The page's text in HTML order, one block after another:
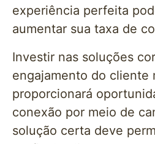
experiência perfeita
aumentar sua taxa de
Investir nas soluções
engajamento do cliente
proporcionará
conexão por meio de
solução certa deve